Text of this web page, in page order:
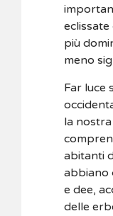
più
meno
Far luce
la
abitanti
abbiano
e dee,
delle